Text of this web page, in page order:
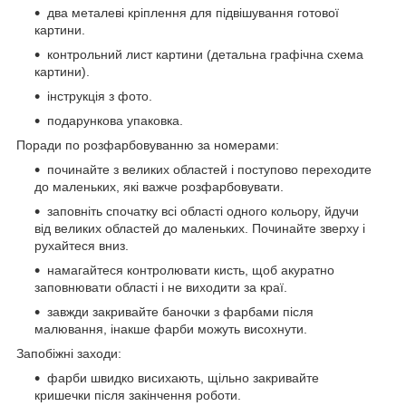
два металеві кріплення для підвішування готової
картини.
контрольний лист картини (детальна графічна схема
картини).
інструкція з фото.
подарункова упаковка.
Поради по розфарбовуванню за номерами:
починайте з великих областей і поступово переходите
до маленьких, які важче розфарбовувати.
заповніть спочатку всі області одного кольору, йдучи
від великих областей до маленьких. Починайте зверху і
рухайтеся вниз.
намагайтеся контролювати кисть, щоб акуратно
заповнювати області і не виходити за краї.
завжди закривайте баночки з фарбами після
малювання, інакше фарби можуть висохнути.
Запобіжні заходи:
фарби швидко висихають, щільно закривайте
кришечки після закінчення роботи.